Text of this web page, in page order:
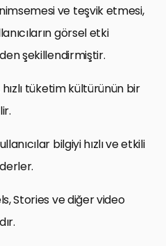
ve teşvik etmesi,
görsel etki
şekillendirmiştir.
tüketim kültürünün bir
bilgiyi hızlı ve etkili
Stories ve diğer video